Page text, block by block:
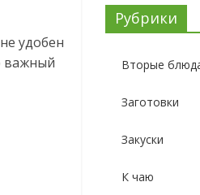
удобен
важный
Рубрики
Вторые
Заготовки
Закуски
К чаю